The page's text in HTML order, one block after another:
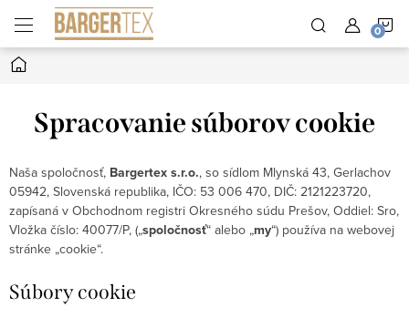
obsah
Domov
Spracovanie súborov cookie
Naša spoločnosť, Bargertex s.r.o., so sídlom Mlynská 43, Gerlachov
05942, Slovenská republika, IČO: 53 006 470, DIČ: 2121223720,
zapísaná v Obchodnom registri Okresného súdu Prešov, Oddiel: Sro,
Vložka číslo: 40077/P, („spoločnosť“ alebo „my“) používa na webovej
stránke „cookie“.
Súbory cookie